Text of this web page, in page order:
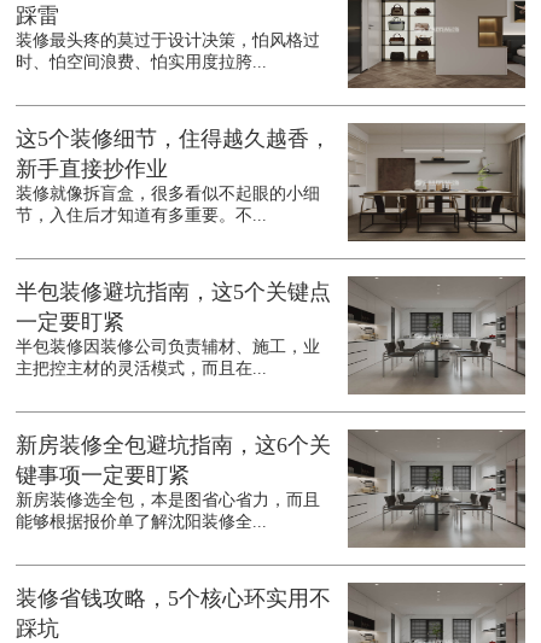
踩雷
装修最头疼的莫过于设计决策，怕风格过
时、怕空间浪费、怕实用度拉胯...
这5个装修细节，住得越久越香，
新手直接抄作业
装修就像拆盲盒，很多看似不起眼的小细
节，入住后才知道有多重要。不...
半包装修避坑指南，这5个关键点
一定要盯紧
半包装修因装修公司负责辅材、施工，业
主把控主材的灵活模式，而且在...
新房装修全包避坑指南，这6个关
键事项一定要盯紧
新房装修选全包，本是图省心省力，而且
能够根据报价单了解沈阳装修全...
装修省钱攻略，5个核心环实用不
踩坑